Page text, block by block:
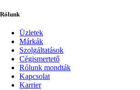
Rólunk
Üzletek
Márkák
Szolgáltatások
Cégismertető
Rólunk mondták
Kapcsolat
Karrier